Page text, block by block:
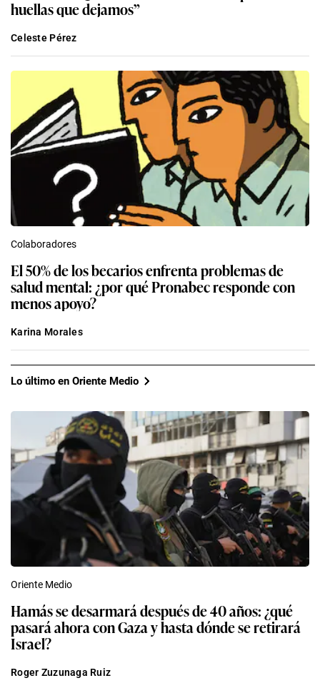
huellas que dejamos”
Celeste Pérez
Colaboradores
El 50% de los becarios enfrenta problemas de
salud mental: ¿por qué Pronabec responde con
menos apoyo?
Karina Morales
Lo último en Oriente Medio
Oriente Medio
Hamás se desarmará después de 40 años: ¿qué
pasará ahora con Gaza y hasta dónde se retirará
Israel?
Roger Zuzunaga Ruiz